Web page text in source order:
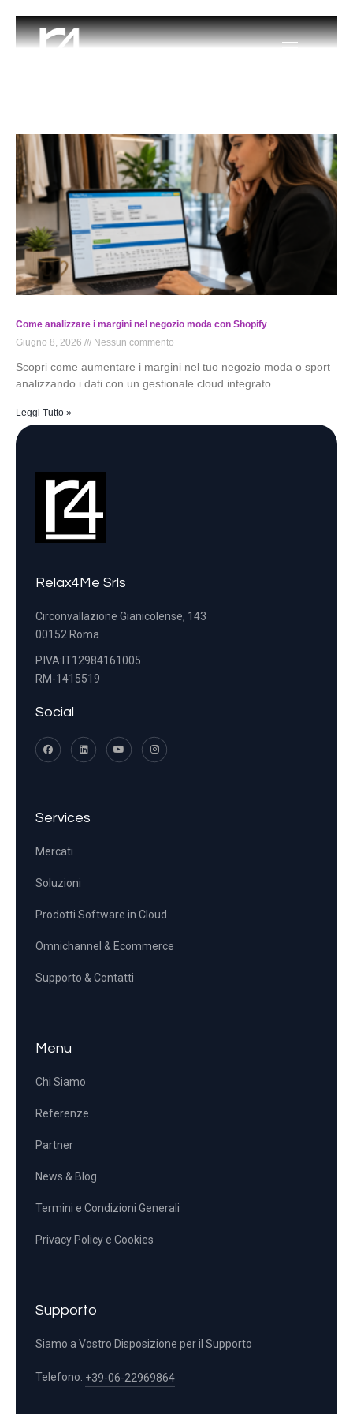
Come analizzare i margini nel negozio moda con Shopify
Giugno 8, 2026
Nessun commento
Scopri come aumentare i margini nel tuo negozio moda o sport
analizzando i dati con un gestionale cloud integrato.
Leggi Tutto »
Relax4Me Srls
Circonvallazione Gianicolense, 143
00152 Roma
P.IVA:IT12984161005
RM-1415519
Social
Services
Mercati
Soluzioni
Prodotti Software in Cloud
Omnichannel & Ecommerce
Supporto & Contatti
Menu
Chi Siamo
Referenze
Partner
News & Blog
Termini e Condizioni Generali
Privacy Policy e Cookies
Supporto
Siamo a Vostro Disposizione per il Supporto
Telefono: +39-06-22969864